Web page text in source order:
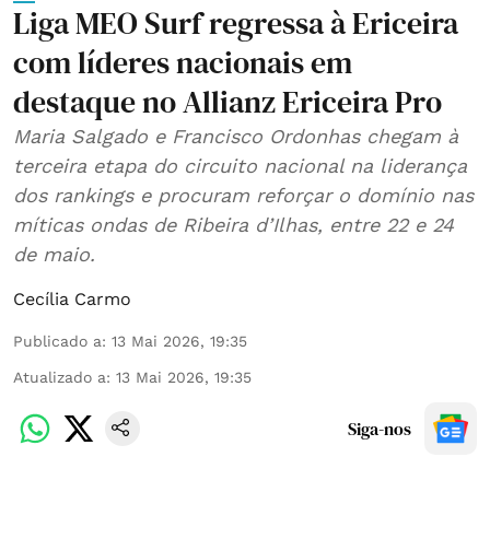
Liga MEO Surf regressa à Ericeira
com líderes nacionais em
destaque no Allianz Ericeira Pro
Maria Salgado e Francisco Ordonhas chegam à
terceira etapa do circuito nacional na liderança
dos rankings e procuram reforçar o domínio nas
míticas ondas de Ribeira d’Ilhas, entre 22 e 24
de maio.
Cecília Carmo
Publicado a: 13 Mai 2026, 19:35
Atualizado a: 13 Mai 2026, 19:35
Siga-nos